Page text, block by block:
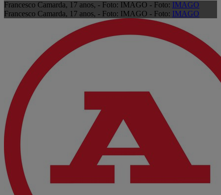
Francesco Camarda, 17 anos, - Foto: IMAGO - Foto: IMAGO
Francesco Camarda, 17 anos, - Foto: IMAGO - Foto: IMAGO